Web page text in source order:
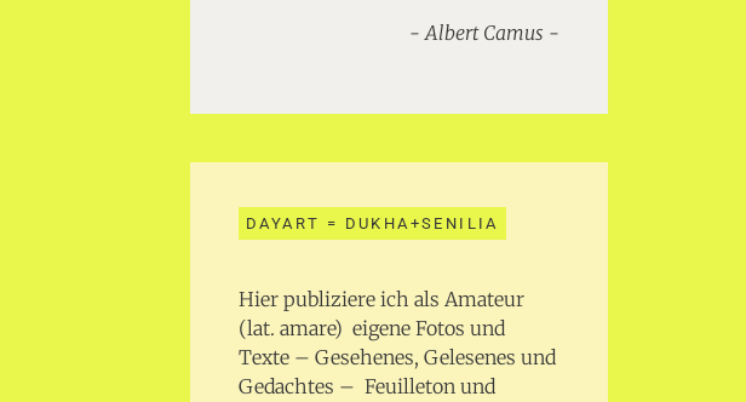
Albert Camus
DAYART = DUKHA+SENILIA
Hier publiziere ich als Amateur
(lat. amare) eigene Fotos und
Texte – Gesehenes, Gelesenes und
Gedachtes – Feuilleton und